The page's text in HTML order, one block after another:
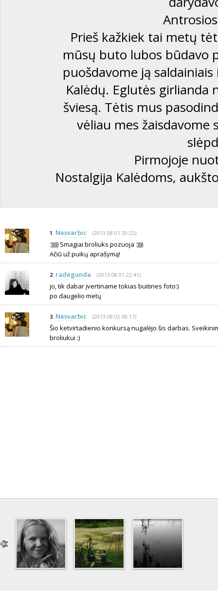
Prieš kažkiek tai metų
mūsų buto lubos būdavo
puošdavome ją
Kalėdų. Eglutės girlianda
šviesą. Tėtis mus
vėliau mes žaisdavome
Pirmojoje
Nostalgija Kalėdoms,
1. Nesvarbic (2013 08 01 20:22)
:))))) Smagiai broliuks pozuoja :))))
Ačiū už puikų aprašymą!
2. radegunda (2013 08 01 22:41)
jo, tik dabar įvertiname tokias buitines foto:)
po daugelio metų
3. Nesvarbic (2013 08 02 08:17)
Šio ketvirtadienio konkursą nugalėjo šis darbas.
broliukui :)